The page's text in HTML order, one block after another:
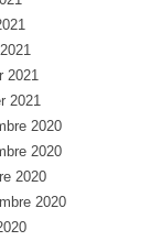
2021
2021
2020
2020
2020
2020